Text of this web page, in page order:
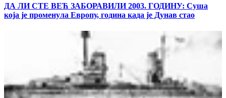
ДА ЛИ СТЕ ВЕЋ ЗАБОРАВИЛИ 2003. ГОДИНУ: Суша
која је променула Европу, година када је Дунав стао